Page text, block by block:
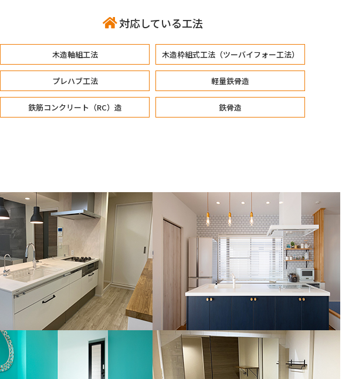
対応している工法
木造軸組工法 木造枠組式工法（ツーバイフォー工法）
プレハブ工法 軽量鉄骨造
鉄筋コンクリート（RC）造 鉄骨造